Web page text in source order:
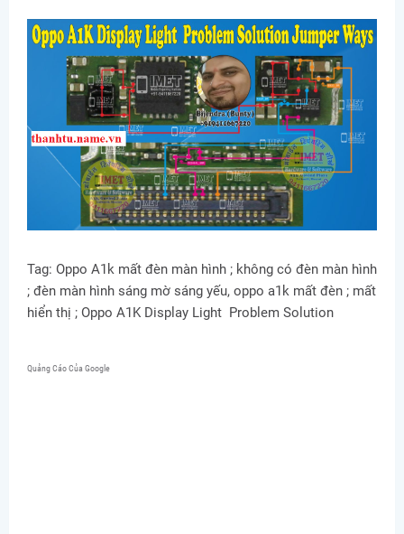
Tag: Oppo A1k mất đèn màn hình ; không có đèn màn hình
; đèn màn hình sáng mờ sáng yếu, oppo a1k mất đèn ; mất
hiển thị ; Oppo A1K Display Light Problem Solution
Quảng Cáo Của Google